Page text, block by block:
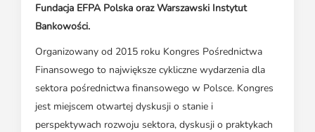
Fundacja EFPA Polska oraz Warszawski Instytut
Bankowości.
Organizowany od 2015 roku Kongres Pośrednictwa
Finansowego to największe cykliczne wydarzenia dla
sektora pośrednictwa finansowego w Polsce. Kongres
jest miejscem otwartej dyskusji o stanie i
perspektywach rozwoju sektora, dyskusji o praktykach